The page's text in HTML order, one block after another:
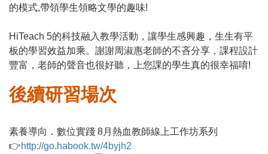
的模式,帶領學生領略文學的趣味!
HiTeach 5的科技融入教學活動，讓學生感興趣，生生有平
板的學習效益加乘。謝謝周淑惠老師的不吝分享，課程設計
豐富，老師的聲音也很好聽，上您課的學生真的很幸福唷!
後續研習場次
素養導向．數位實踐 8月熱血教師線上工作坊系列
👉http://go.habook.tw/4byjh2